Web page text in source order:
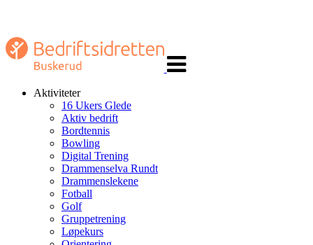
navigasjon
Aktiviteter
16 Ukers Glede
Aktiv bedrift
Bordtennis
Bowling
Digital Trening
Drammenselva Rundt
Drammenslekene
Fotball
Golf
Gruppetrening
Løpekurs